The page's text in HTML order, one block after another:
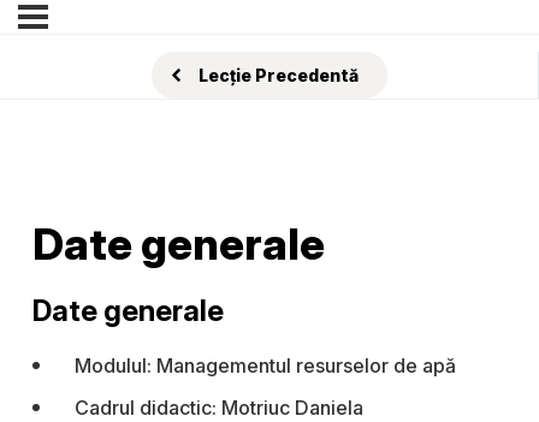
Lecție Precedentă
Date generale
Date generale
Modulul: Managementul resurselor de apă
Cadrul didactic: Motriuc Daniela